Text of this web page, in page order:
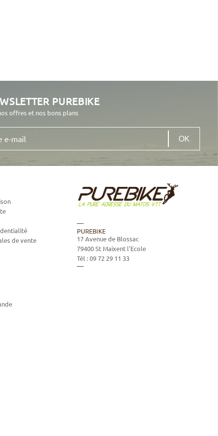
PUREBIKE
offres et nos bons plans
de vente
PUREBIKE
17 Avenue de Blossac
79400St Maixent l'Ecole
Tél :09 72 29 11 33